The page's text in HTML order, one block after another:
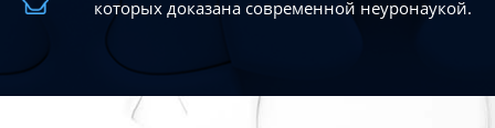
которых доказана современной неуронаукой.